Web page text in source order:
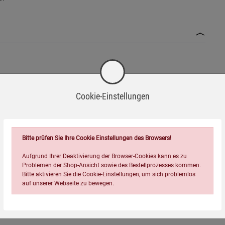
Verschlucken von Teilen zu vermeiden.
vermeiden.
keine aggressiven Chemikalien verwenden.
Wird oft zusammen bestellt:
Cookie-Einstellungen
Bitte prüfen Sie Ihre Cookie Einstellungen des Browsers!
Aufgrund Ihrer Deaktivierung der Browser-Cookies kann es zu
Problemen der Shop-Ansicht sowie des Bestellprozesses kommen.
Bitte aktivieren Sie die Cookie-Einstellungen, um sich problemlos
auf unserer Webseite zu bewegen.